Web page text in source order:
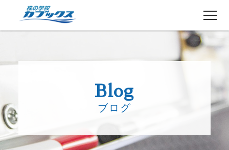
５分でわかるカブックス
授業日程
Blog
ブログ